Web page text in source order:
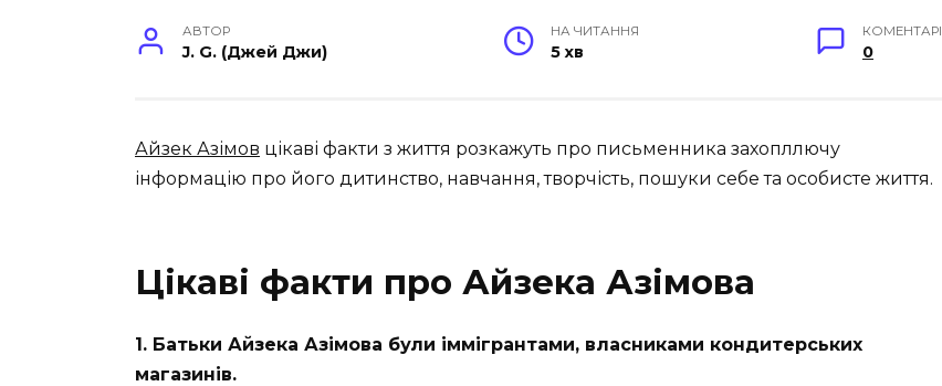
АВТОР
J. G. (Джей Джи)
НА ЧИТАННЯ
5 хв
КОМЕНТАРІ
0
Айзек Азімов цікаві факти з життя розкажуть про письменника захопллючу
інформацію про його дитинство, навчання, творчість, пошуки себе та особисте життя.
Цікаві факти про Айзека Азімова
1. Батьки Айзека Азімова були іммігрантами, власниками кондитерських
магазинів.